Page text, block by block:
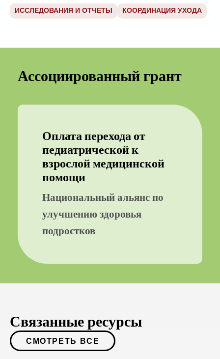
ИССЛЕДОВАНИЯ И ОТЧЕТЫ КООРДИНАЦИЯ УХОДА
Ассоциированный грант
Оплата перехода от
педиатрической к
взрослой медицинской
помощи
Национальный альянс по
улучшению здоровья
подростков
Связанные ресурсы
СМОТРЕТЬ ВСЕ